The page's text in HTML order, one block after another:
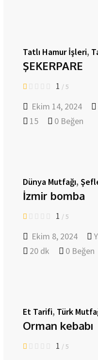
Tatlı Hamur İşleri,
ŞEKERPARE
1 / 5
Ekim 14, 2024
15
0 Beğen
Dünya Mutfağı,
İzmir bomba
1 / 5
Ekim 8, 2024
20 dk
0 Beğen
Et Tarifi, Türk
Orman kebabı
1 / 5